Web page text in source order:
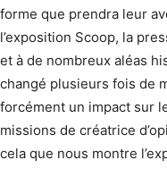
forme que prendra leur
l’exposition Scoop, la
et à de nombreux aléas
changé plusieurs fois de
forcément un impact sur
missions de créatrice
cela que nous montre